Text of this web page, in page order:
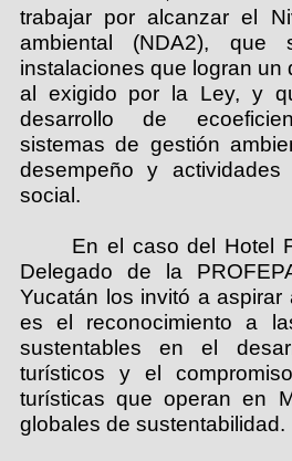
trabajar por alcanzar el
ambiental (NDA2),
instalaciones que logran un
al exigido por la Ley, y
desarrollo de
sistemas de gestión
desempeño y actividades
social.
En el caso del Hotel
Delegado de la
Yucatán los invitó a aspirar
es el reconocimiento a
sustentables en el
turísticos y el
turísticas que operan en
globales de sustentabilidad.